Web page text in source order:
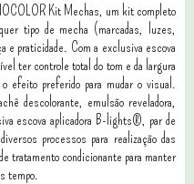
Kit Mechas, um kit completo
tipo de mecha (marcadas, luzes,
praticidade. Com a exclusiva escova
ter controle total do tom e da largura
preferido para mudar o visual.
descolorante, emulsão reveladora,
escova aplicadora B-lights®, par de
processos para realização das
tratamento condicionante para manter
tempo.